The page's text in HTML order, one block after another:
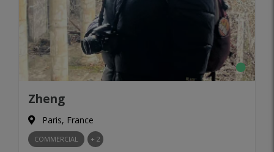
Zheng
Paris, France
COMMERCIAL + 2